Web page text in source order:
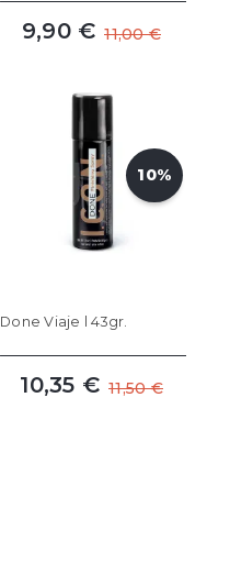
11,00 €
9,90 €
Done Viaje l 43gr.
10%
11,50 €
10,35 €